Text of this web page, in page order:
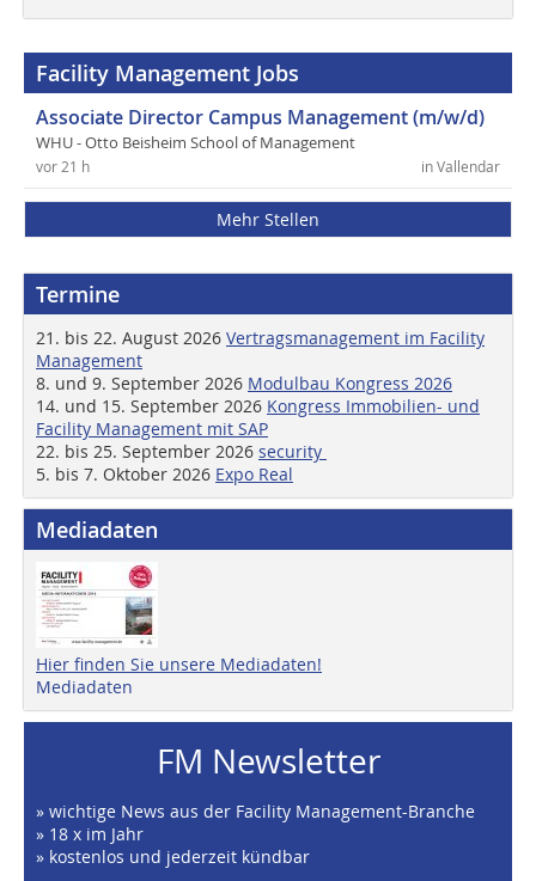
Facility Management Jobs
Associate Director Campus Management (m/w/d)
WHU - Otto Beisheim School of Management
in Vallendar
vor 21 h
Mehr Stellen
Termine
21. bis 22. August 2026 Vertragsmanagement im Facility
Management
8. und 9. September 2026 Modulbau Kongress 2026
14. und 15. September 2026 Kongress Immobilien- und
Facility Management mit SAP
22. bis 25. September 2026 security
5. bis 7. Oktober 2026 Expo Real
Mediadaten
Hier finden Sie unsere Mediadaten!
Mediadaten
FM Newsletter
» wichtige News aus der Facility Management-Branche
» 18 x im Jahr
» kostenlos und jederzeit kündbar